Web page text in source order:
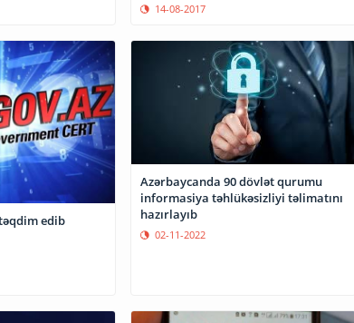
14-08-2017
edib
Azərbaycanda 90 dövlət qurumu
informasiya təhlükəsizliyi təlimatını
hazırlayıb
02-11-2022